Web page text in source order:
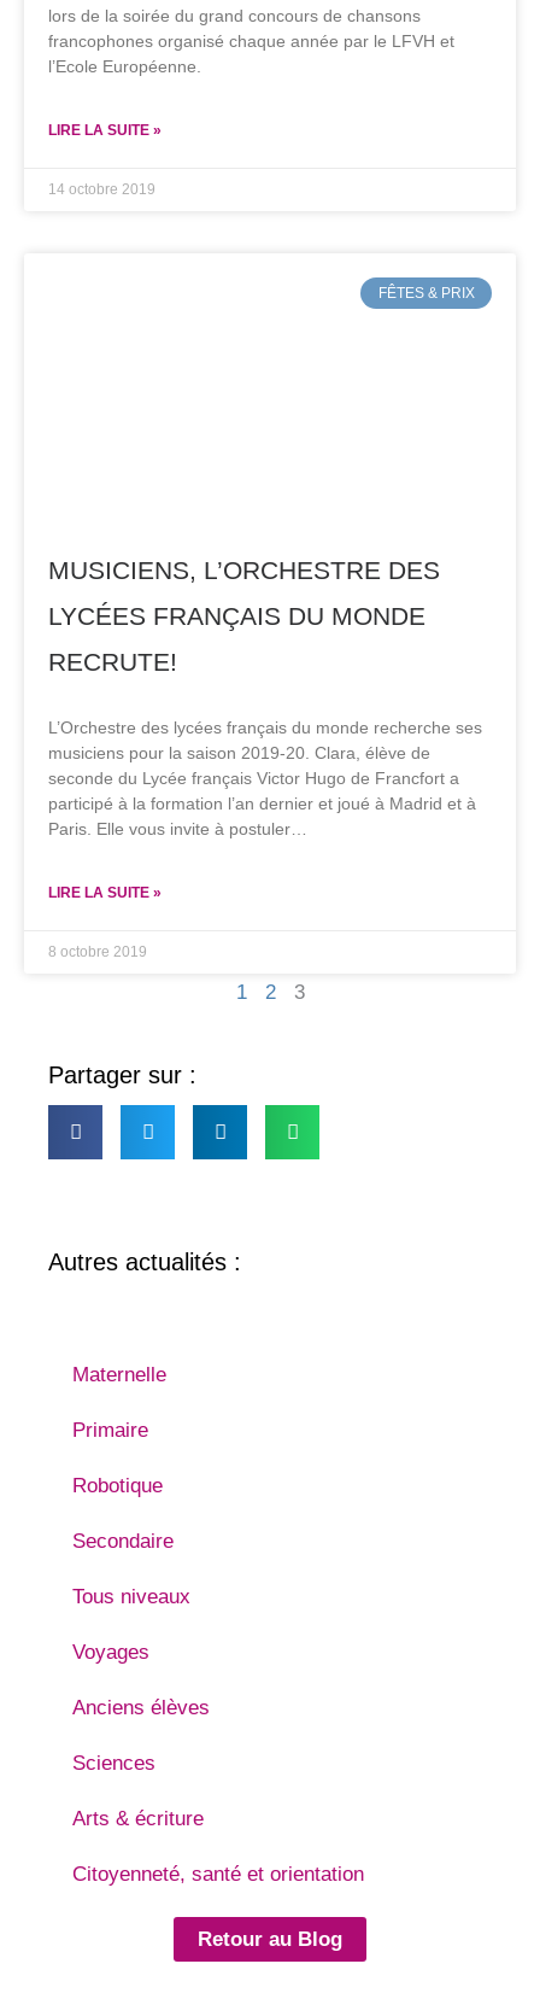
lors de la soirée du grand concours de chansons
francophones organisé chaque année par le LFVH et
l’Ecole Européenne.
LIRE LA SUITE »
14 octobre 2019
FÊTES & PRIX
MUSICIENS, L’ORCHESTRE DES
LYCÉES FRANÇAIS DU MONDE
RECRUTE!
L’Orchestre des lycées français du monde recherche ses
musiciens pour la saison 2019-20. Clara, élève de
seconde du Lycée français Victor Hugo de Francfort a
participé à la formation l’an dernier et joué à Madrid et à
Paris. Elle vous invite à postuler…
LIRE LA SUITE »
8 octobre 2019
1 2 3
Partager sur :
Autres actualités :
Maternelle
Primaire
Robotique
Secondaire
Tous niveaux
Voyages
Anciens élèves
Sciences
Arts & écriture
Citoyenneté, santé et orientation
Retour au Blog